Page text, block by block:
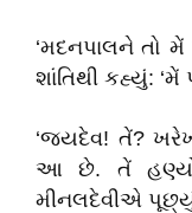
‘મદનપાલને તો મેં
શાંતિથી કહ્યું:
‘જયદેવ! તેં?
આ છે. તેં હણ્યો
મીનલદેવીએ